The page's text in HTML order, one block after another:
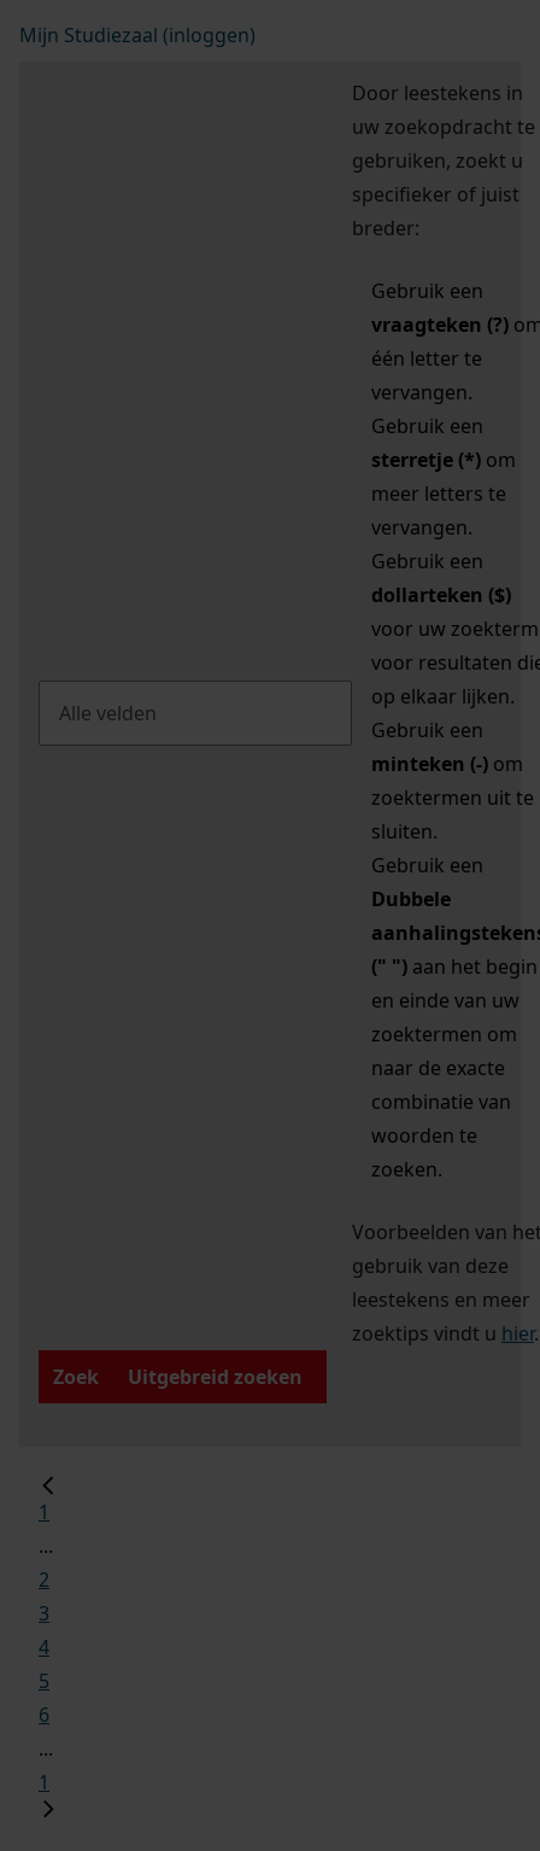
Mijn Studiezaal (inloggen)
Door leestekens in
uw zoekopdracht te
gebruiken, zoekt u
specifieker of juist
breder:
Gebruik een
vraagteken (?)
één letter te
vervangen.
Gebruik een
sterretje (*) om
meer letters te
vervangen.
Gebruik een
dollarteken ($)
voor uw zoekterm
voor resultaten
op elkaar lijken.
Gebruik een
minteken (-) om
zoektermen uit te
sluiten.
Gebruik een
Dubbele
(" ") aan het begin
en einde van uw
zoektermen om
naar de exacte
combinatie van
woorden te
zoeken.
Voorbeelden van
gebruik van deze
leestekens en meer
zoektips vindt u hier.
Zoek
Uitgebreid zoeken
1
...
2
3
4
5
6
...
1